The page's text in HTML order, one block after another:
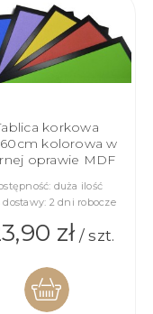
KOSZYKA
korkowa
kolorowa w
oprawie MDF
duża ilość
dostawy: 2 dni robocze
zł/ szt.